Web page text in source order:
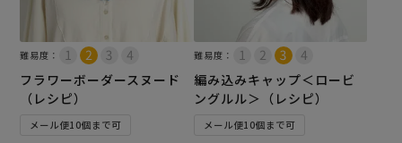
難易度：
フラワーボーダースヌード
（レシピ）
メール便10個まで可
難易度：
編み込みキャップ＜ロービ
ングルル＞（レシピ）
メール便10個まで可